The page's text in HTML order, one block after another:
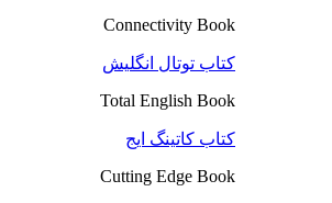
Connectivity Book
کتاب توتال انگلیش
Total English Book
کتاب کاتینگ ایج
Cutting Edge Book